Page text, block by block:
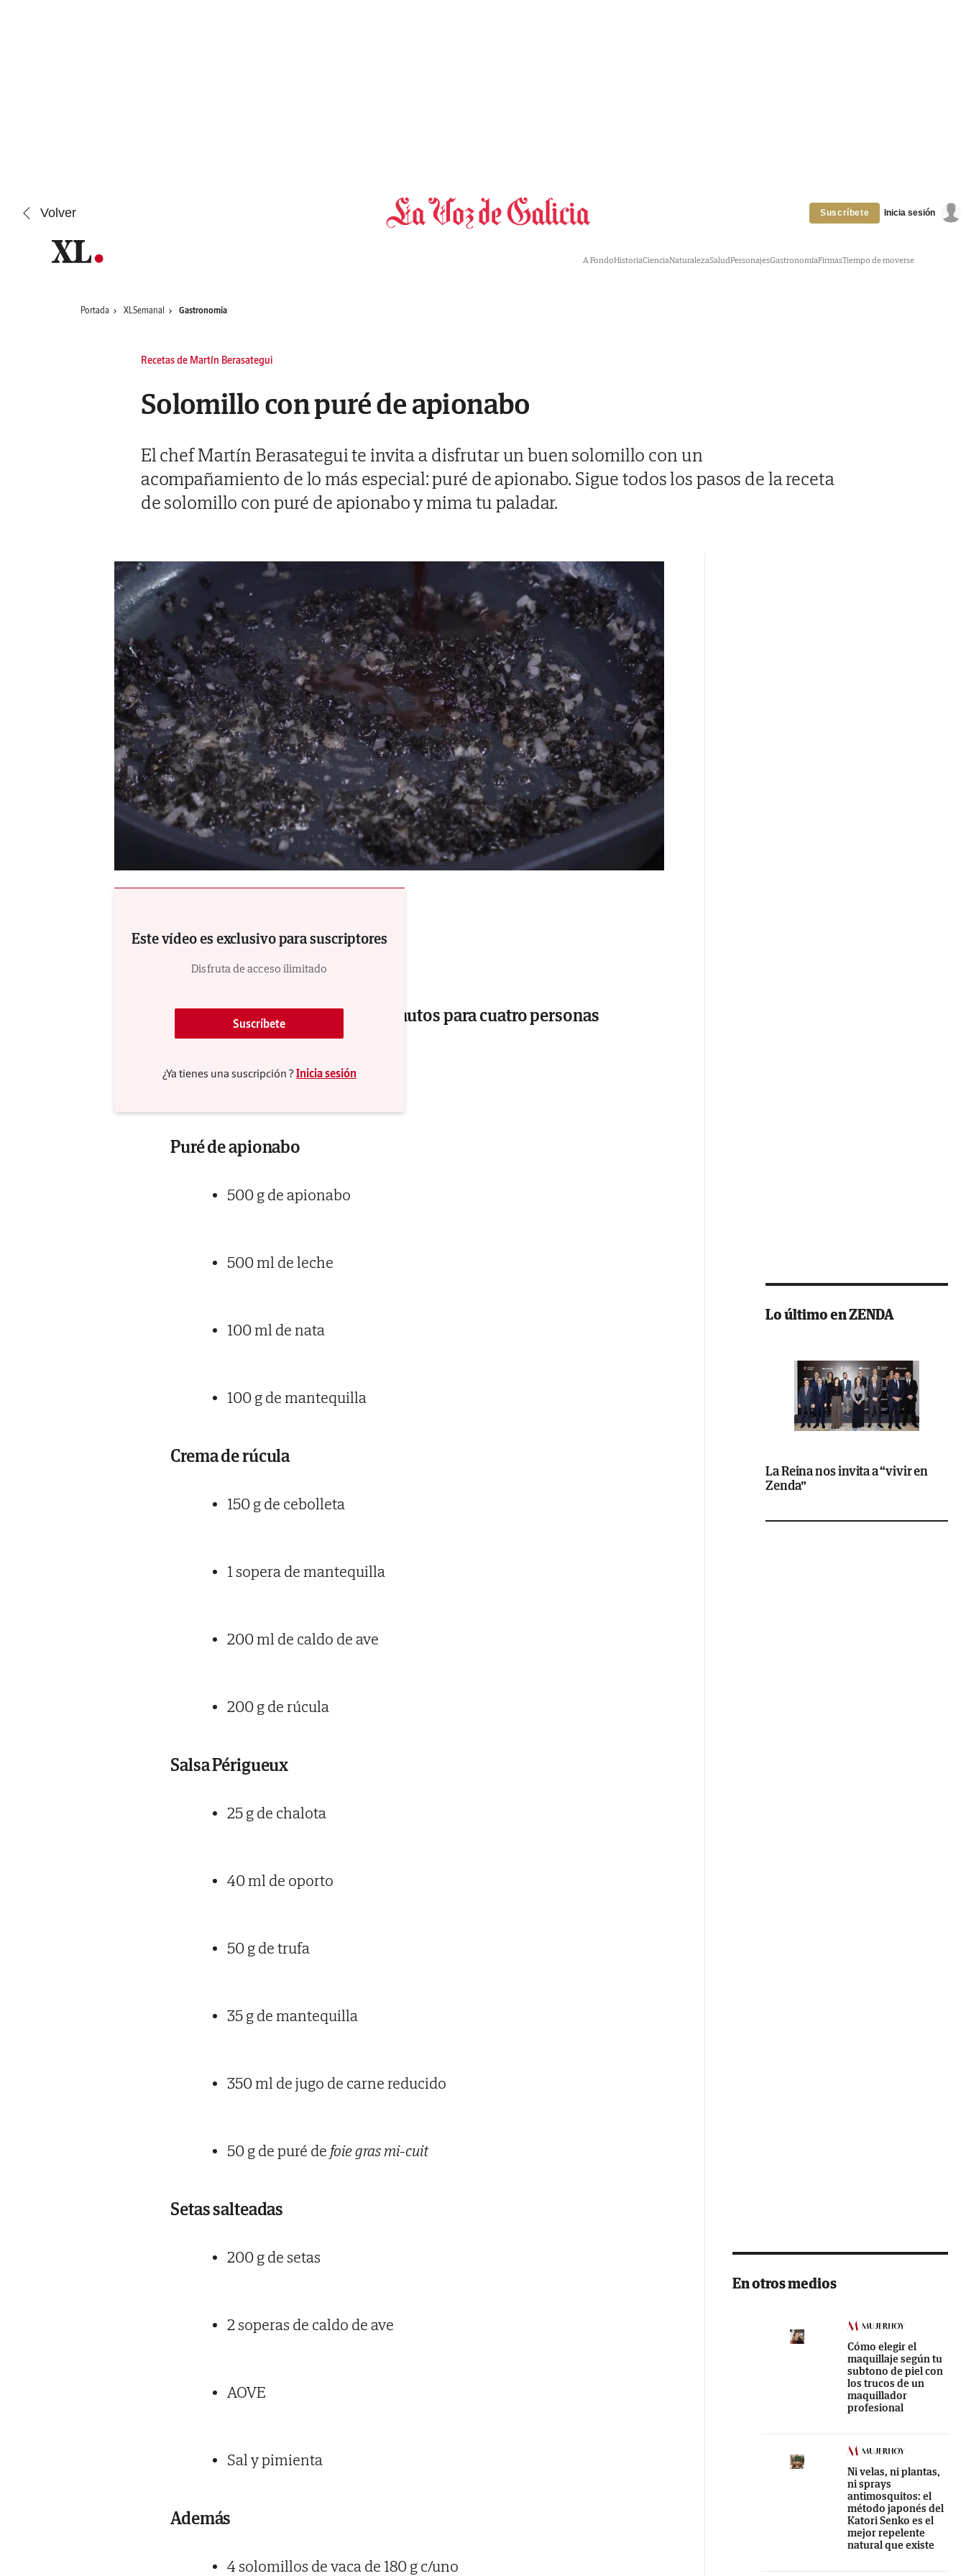
Volver Suscríbete Inicia sesión
A FondoHistoriaCienciaNaturalezaSaludPersonajesGastronomíaFirmasTiempo de moverse
Portada XLSemanal Gastronomía
Recetas de Martín Berasategui
Solomillo con puré de apionabo
El chef Martín Berasategui te invita a disfrutar un buen solomillo con un
acompañamiento de lo más especial: puré de apionabo. Sigue todos los pasos de la receta
de solomillo con puré de apionabo y mima tu paladar.
Este vídeo es exclusivo para suscriptores
Disfruta de acceso ilimitado
Suscríbete
¿Ya tienes una suscripción ?Inicia sesión
Martín Berasategui
09/02/2024 a las 09:50h.
Tiempo de preparación: 135 minutos para cuatro personas
Ingredientes
Puré de apionabo
500 g de apionabo
500 ml de leche
100 ml de nata
100 g de mantequilla
Crema de rúcula
150 g de cebolleta
1 sopera de mantequilla
200 ml de caldo de ave
200 g de rúcula
Salsa Périgueux
25 g de chalota
40 ml de oporto
50 g de trufa
35 g de mantequilla
350 ml de jugo de carne reducido
50 g de puré de foie gras mi-cuit
Setas salteadas
200 g de setas
2 soperas de caldo de ave
AOVE
Sal y pimienta
Además
4 solomillos de vaca de 180 g c/uno
Lo último en ZENDA
La Reina nos invita a “vivir en
Zenda”
En otros medios
Cómo elegir el
maquillaje según tu
subtono de piel con
los trucos de un
maquillador
profesional
Ni velas, ni plantas,
ni sprays
antimosquitos: el
método japonés del
Katori Senko es el
mejor repelente
natural que existe